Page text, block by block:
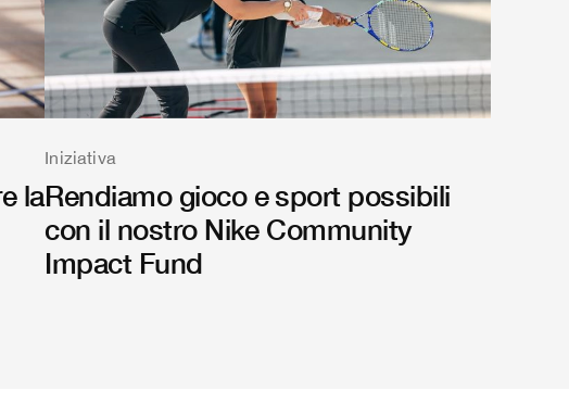
la
Iniziativa
Rendiamo gioco e sport possibili
con il nostro Nike Community
Impact Fund